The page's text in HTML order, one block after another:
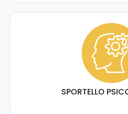
SPORTELLO